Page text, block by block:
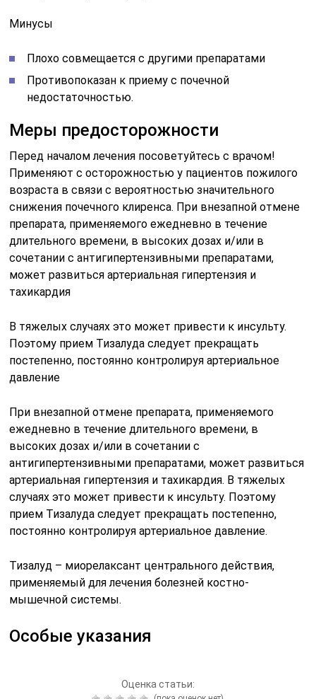
Минусы
Плохо совмещается с другими препаратами
Противопоказан к приему с почечной
недостаточностью.
Меры предосторожности
Перед началом лечения посоветуйтесь с врачом!
Применяют с осторожностью у пациентов пожилого
возраста в связи с вероятностью значительного
снижения почечного клиренса. При внезапной отмене
препарата, применяемого ежедневно в течение
длительного времени, в высоких дозах и/или в
сочетании с антигипертензивными препаратами,
может развиться артериальная гипертензия и
тахикардия
В тяжелых случаях это может привести к инсульту.
Поэтому прием Тизалуда следует прекращать
постепенно, постоянно контролируя артериальное
давление
При внезапной отмене препарата, применяемого
ежедневно в течение длительного времени, в
высоких дозах и/или в сочетании с
антигипертензивными препаратами, может развиться
артериальная гипертензия и тахикардия. В тяжелых
случаях это может привести к инсульту. Поэтому
прием Тизалуда следует прекращать постепенно,
постоянно контролируя артериальное давление.
Тизалуд – миорелаксант центрального действия,
применяемый для лечения болезней костно-
мышечной системы.
Особые указания
Оценка статьи: